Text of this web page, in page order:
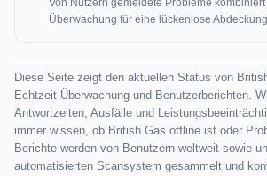
Von Nutzern gemeldete Probleme
Überwachung für eine lückenlose
Diese Seite zeigt den aktuellen Status von
Echtzeit-Überwachung und Benutzerberichten.
Antwortzeiten, Ausfälle und
immer wissen, ob British Gas offline ist oder
Berichte werden von Benutzern weltweit sowie
automatisierten Scansystem gesammelt und